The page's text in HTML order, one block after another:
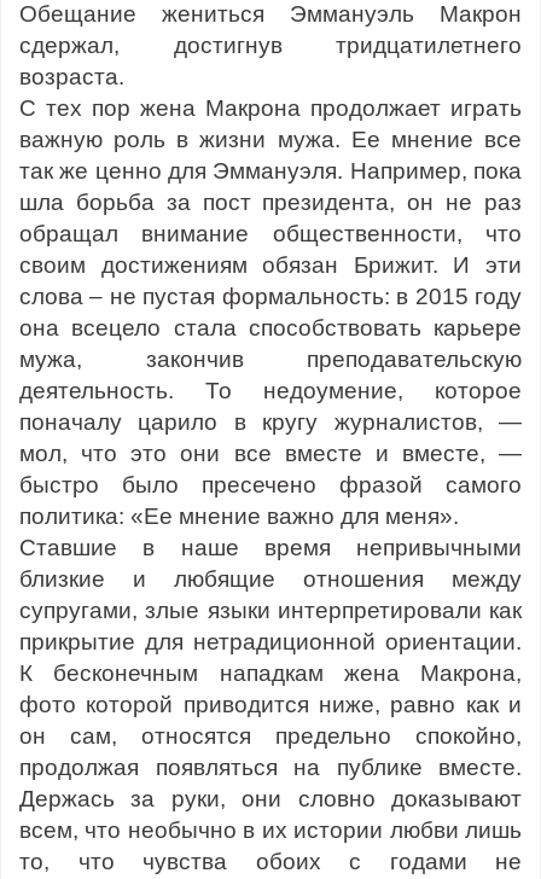
Обещание жениться Эммануэль Макрон
сдержал, достигнув тридцатилетнего
возраста.
С тех пор жена Макрона продолжает играть
важную роль в жизни мужа. Ее мнение все
так же ценно для Эммануэля. Например, пока
шла борьба за пост президента, он не раз
обращал внимание общественности, что
своим достижениям обязан Брижит. И эти
слова – не пустая формальность: в 2015 году
она всецело стала способствовать карьере
мужа, закончив преподавательскую
деятельность. То недоумение, которое
поначалу царило в кругу журналистов, —
мол, что это они все вместе и вместе, —
быстро было пресечено фразой самого
политика: «Ее мнение важно для меня».
Ставшие в наше время непривычными
близкие и любящие отношения между
супругами, злые языки интерпретировали как
прикрытие для нетрадиционной ориентации.
К бесконечным нападкам жена Макрона,
фото которой приводится ниже, равно как и
он сам, относятся предельно спокойно,
продолжая появляться на публике вместе.
Держась за руки, они словно доказывают
всем, что необычно в их истории любви лишь
то, что чувства обоих с годами не